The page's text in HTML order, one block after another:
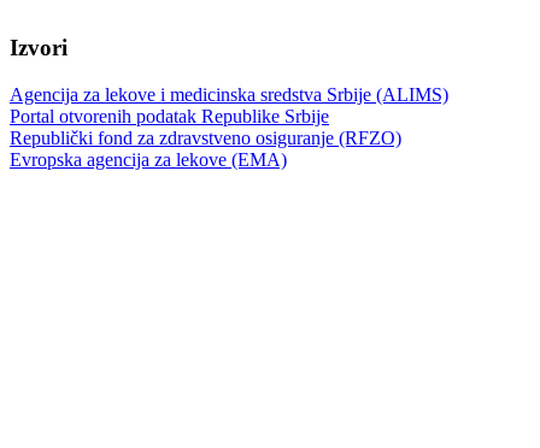
Izvori
Agencija za lekove i medicinska sredstva Srbije (ALIMS)
Portal otvorenih podatak Republike Srbije
Republički fond za zdravstveno osiguranje (RFZO)
Evropska agencija za lekove (EMA)